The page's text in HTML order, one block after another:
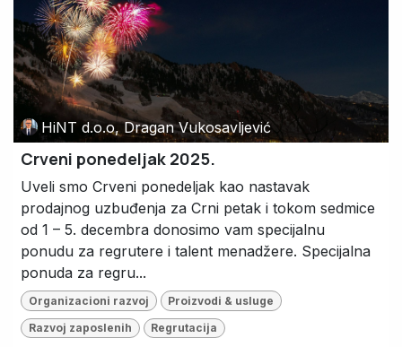
HiNT d.o.o, Dragan Vukosavljević
Crveni ponedeljak 2025.
Uveli smo Crveni ponedeljak kao nastavak
prodajnog uzbuđenja za Crni petak i tokom sedmice
od 1 – 5. decembra donosimo vam specijalnu
ponudu za regrutere i talent menadžere. Specijalna
ponuda za regru...
Organizacioni razvoj Proizvodi & usluge
Razvoj zaposlenih Regrutacija